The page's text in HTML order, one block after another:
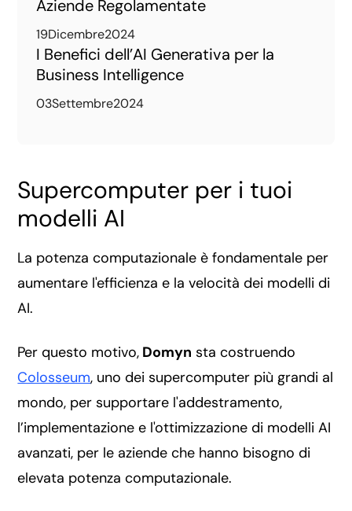
Aziende Regolamentate
19Dicembre2024
I Benefici dell’AI Generativa per la
Business Intelligence
03Settembre2024
Supercomputer per i tuoi
modelli AI
La potenza computazionale è fondamentale per
aumentare l'efficienza e la velocità dei modelli di
AI.
Per questo motivo, Domyn sta costruendo
Colosseum, uno dei supercomputer più grandi al
mondo, per supportare l'addestramento,
l’implementazione e l'ottimizzazione di modelli AI
avanzati, per le aziende che hanno bisogno di
elevata potenza computazionale.